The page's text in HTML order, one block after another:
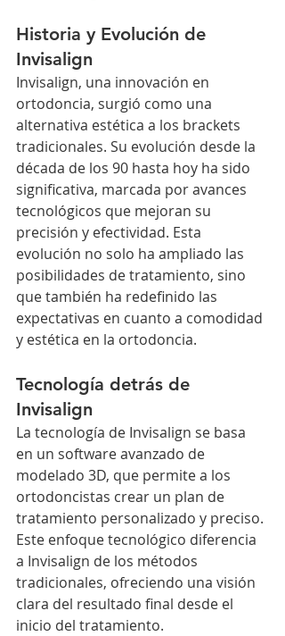
Historia y Evolución de
Invisalign
Invisalign, una innovación en
ortodoncia, surgió como una
alternativa estética a los brackets
tradicionales. Su evolución desde la
década de los 90 hasta hoy ha sido
significativa, marcada por avances
tecnológicos que mejoran su
precisión y efectividad. Esta
evolución no solo ha ampliado las
posibilidades de tratamiento, sino
que también ha redefinido las
expectativas en cuanto a comodidad
y estética en la ortodoncia.
Tecnología detrás de
Invisalign
La tecnología de Invisalign se basa
en un software avanzado de
modelado 3D, que permite a los
ortodoncistas crear un plan de
tratamiento personalizado y preciso.
Este enfoque tecnológico diferencia
a Invisalign de los métodos
tradicionales, ofreciendo una visión
clara del resultado final desde el
inicio del tratamiento.